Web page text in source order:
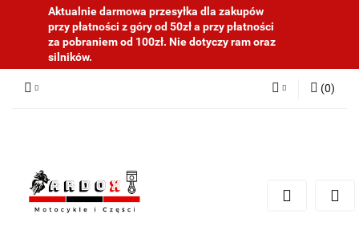
Aktualnie darmowa przesyłka dla zakupów
przy płatności z góry od 50zł a przy płatności
za pobraniem od 100zł. Nie dotyczy ram oraz
silników.
(0)